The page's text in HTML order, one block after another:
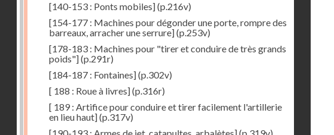
[140-153 : Ponts mobiles](p.216v)
[154-177 : Machines pour dégonder une porte, rompre des
barreaux, arracher une serrure](p.253v)
[178-183 : Machines pour "tirer et conduire de très grands
poids"](p.291r)
[184-187 : Fontaines](p.302v)
[ 188 : Roue à livres](p.316r)
[ 189 : Artifice pour conduire et tirer facilement l'artillerie
en lieu haut](p.317v)